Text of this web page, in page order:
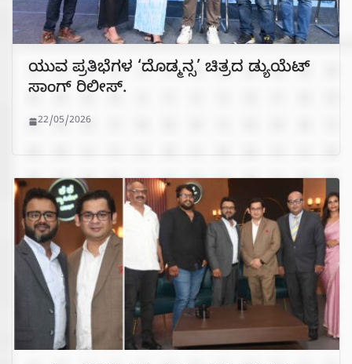
ಯುವ ಪ್ರತಿಭೆಗಳ ‘ದೊಡ್ಮನ್ಸ’ ಚಿತ್ರದ ಡ್ಯುಯೆಟ್
ಸಾಂಗ್ ರಿಲೀಸ್.
22/05/2026